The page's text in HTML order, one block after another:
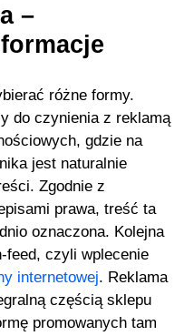
–
różne formy.
do czynienia z reklamą
gdzie na
jest naturalnie
Zgodnie z
prawa, treść ta
oznaczona. Kolejna
feed, czyli wplecenie
internetowej. Reklama
częścią sklepu
promowanych tam